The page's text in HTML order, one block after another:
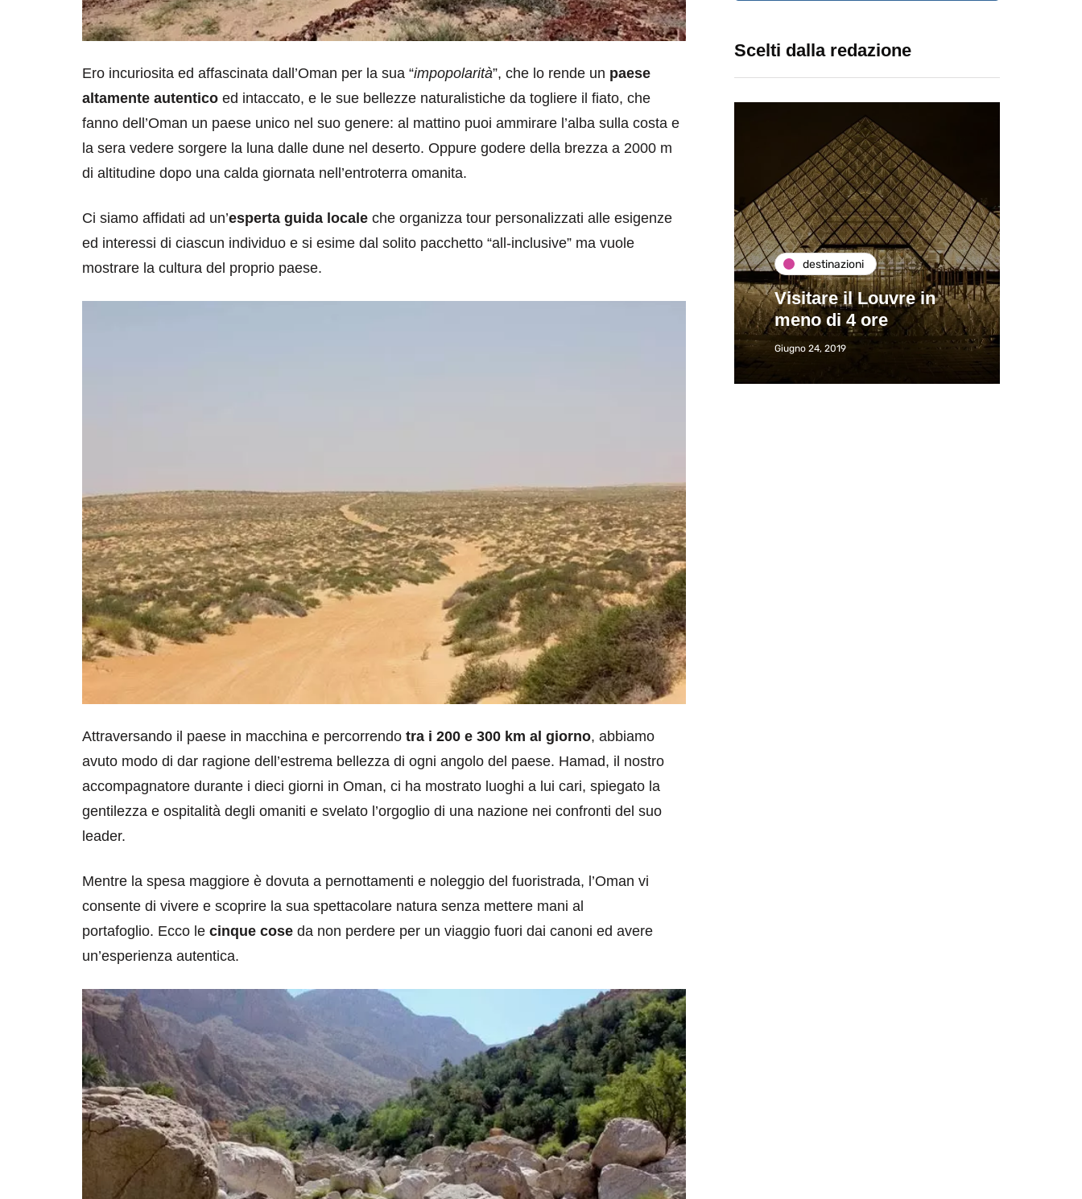
Ero incuriosita ed affascinata dall’Oman per la sua “impopolarità”, che lo rende un paese
altamente autentico ed intaccato, e le sue bellezze naturalistiche da togliere il fiato, che
fanno dell’Oman un paese unico nel suo genere: al mattino puoi ammirare l’alba sulla costa e
la sera vedere sorgere la luna dalle dune nel deserto. Oppure godere della brezza a 2000 m
di altitudine dopo una calda giornata nell’entroterra omanita.
Ci siamo affidati ad un’esperta guida locale che organizza tour personalizzati alle esigenze
ed interessi di ciascun individuo e si esime dal solito pacchetto “all-inclusive” ma vuole
mostrare la cultura del proprio paese.
Attraversando il paese in macchina e percorrendo tra i 200 e 300 km al giorno, abbiamo
avuto modo di dar ragione dell’estrema bellezza di ogni angolo del paese. Hamad, il nostro
accompagnatore durante i dieci giorni in Oman, ci ha mostrato luoghi a lui cari, spiegato la
gentilezza e ospitalità degli omaniti e svelato l’orgoglio di una nazione nei confronti del suo
leader.
Mentre la spesa maggiore è dovuta a pernottamenti e noleggio del fuoristrada, l’Oman vi
consente di vivere e scoprire la sua spettacolare natura senza mettere mani al
portafoglio. Ecco le cinque cose da non perdere per un viaggio fuori dai canoni ed avere
un’esperienza autentica.
Scelti dalla redazione
il Louvre in
destinazioni
Paros e la Grecia di
Eventi di aprile 2026 a
destinazioni
Visitare il Louvre in
meno di 4 ore
Giugno 24, 2019